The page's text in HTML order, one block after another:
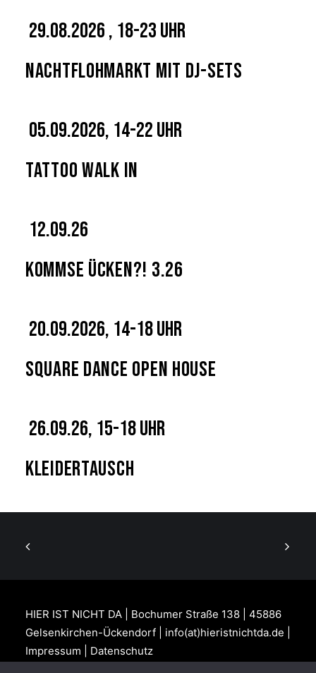
29.08.2026 , 18-23 Uhr
Nachtflohmarkt mit DJ-Sets
05.09.2026, 14-22 Uhr
Tattoo Walk In
12.09.26
Kommse Ücken?! 3.26
20.09.2026, 14-18 Uhr
Square Dance Open House
26.09.26, 15-18 Uhr
Kleidertausch
HIER IST NICHT DA | Bochumer Straße 138 | 45886
Gelsenkirchen-Ückendorf | info(at)hieristnichtda.de |
Impressum
Datenschutz